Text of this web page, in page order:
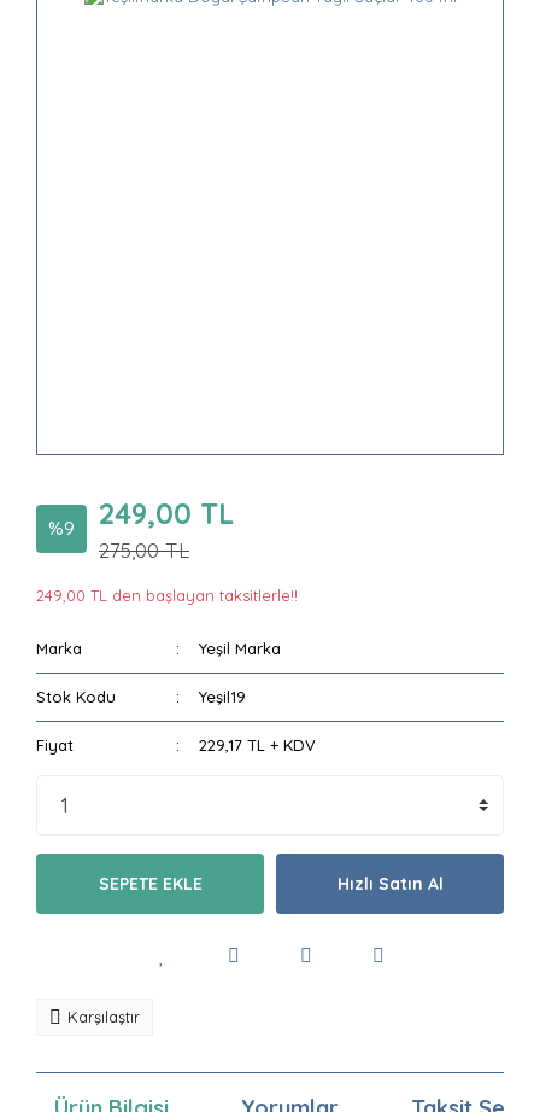
%9 249,00 TL
275,00 TL
249,00 TL den başlayan taksitlerle!!
Marka Yeşil Marka
Stok Kodu Yeşil19
Fiyat 229,17 TL + KDV
SEPETE EKLE Hızlı Satın Al
Karşılaştır